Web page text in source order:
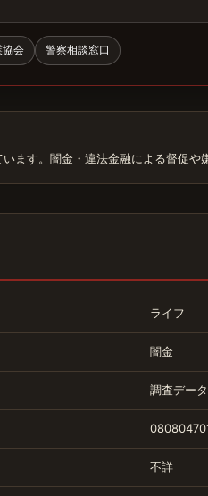
協会 警察相談窓口
ます。闇金・違法金融による督促
ライフ
闇金
調査データ
不詳